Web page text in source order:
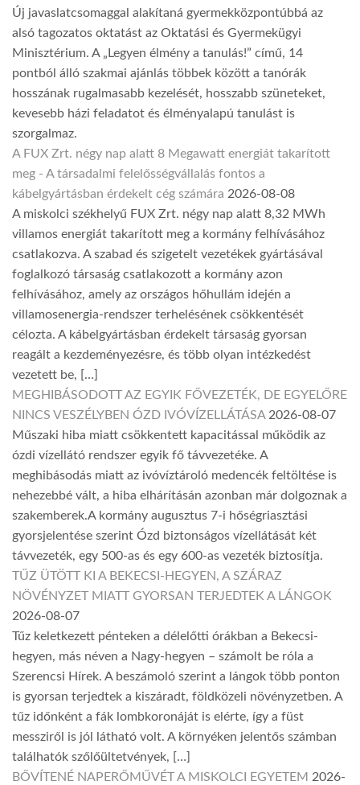
Új javaslatcsomaggal alakítaná gyermekközpontúbbá az
alsó tagozatos oktatást az Oktatási és Gyermekügyi
Minisztérium. A „Legyen élmény a tanulás!” című, 14
pontból álló szakmai ajánlás többek között a tanórák
hosszának rugalmasabb kezelését, hosszabb szüneteket,
kevesebb házi feladatot és élményalapú tanulást is
szorgalmaz.
A FUX Zrt. négy nap alatt 8 Megawatt energiát takarított
meg - A társadalmi felelősségvállalás fontos a
kábelgyártásban érdekelt cég számára 2026-08-08
A miskolci székhelyű FUX Zrt. négy nap alatt 8,32 MWh
villamos energiát takarított meg a kormány felhívásához
csatlakozva. A szabad és szigetelt vezetékek gyártásával
foglalkozó társaság csatlakozott a kormány azon
felhívásához, amely az országos hőhullám idején a
villamosenergia-rendszer terhelésének csökkentését
célozta. A kábelgyártásban érdekelt társaság gyorsan
reagált a kezdeményezésre, és több olyan intézkedést
vezetett be, […]
MEGHIBÁSODOTT AZ EGYIK FŐVEZETÉK, DE EGYELŐRE
NINCS VESZÉLYBEN ÓZD IVÓVÍZELLÁTÁSA 2026-08-07
Műszaki hiba miatt csökkentett kapacitással működik az
ózdi vízellátó rendszer egyik fő távvezetéke. A
meghibásodás miatt az ivóvíztároló medencék feltöltése is
nehezebbé vált, a hiba elhárításán azonban már dolgoznak a
szakemberek.A kormány augusztus 7-i hőségriasztási
gyorsjelentése szerint Ózd biztonságos vízellátását két
távvezeték, egy 500-as és egy 600-as vezeték biztosítja.
TŰZ ÜTÖTT KI A BEKECSI-HEGYEN, A SZÁRAZ
NÖVÉNYZET MIATT GYORSAN TERJEDTEK A LÁNGOK
2026-08-07
Tűz keletkezett pénteken a délelőtti órákban a Bekecsi-
hegyen, más néven a Nagy-hegyen – számolt be róla a
Szerencsi Hírek. A beszámoló szerint a lángok több ponton
is gyorsan terjedtek a kiszáradt, földközeli növényzetben. A
tűz időnként a fák lombkoronáját is elérte, így a füst
messziről is jól látható volt. A környéken jelentős számban
találhatók szőlőültetvények, […]
BŐVÍTENÉ NAPERŐMŰVÉT A MISKOLCI EGYETEM 2026-